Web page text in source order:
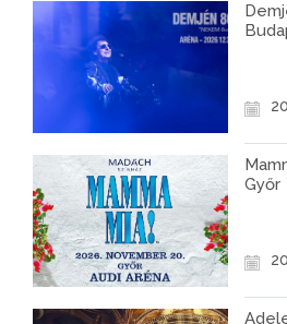
Győr